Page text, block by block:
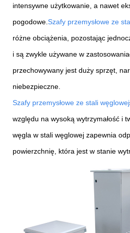
intensywne użytkowanie, a nawet
pogodowe. Szafy przemysłowe ze
różne obciążenia, pozostając
i są zwykle używane w
przechowywany jest duży sprzęt,
niebezpieczne.
Szafy przemysłowe ze stali węglowej
względu na wysoką wytrzymałość i
węgla w stali węglowej zapewnia
powierzchnię, która jest w stanie